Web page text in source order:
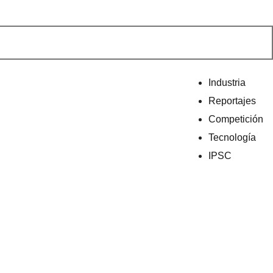
Industria
Reportajes
Competición
Tecnología
IPSC